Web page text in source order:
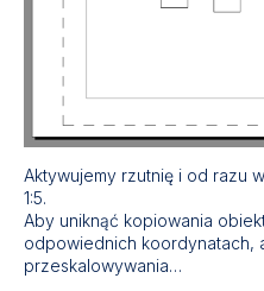
Aktywujemy rzutnię i od razu
1:5.
Aby uniknąć kopiowania
odpowiednich koordynatach,
przeskalowywania…